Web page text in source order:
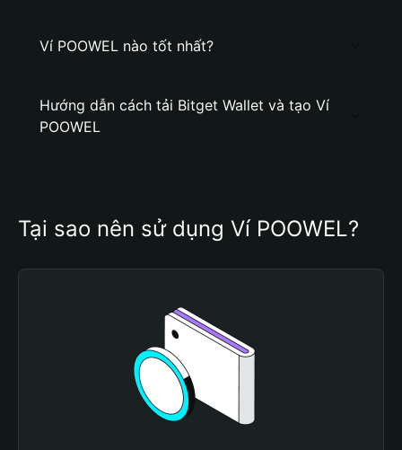
Ví POOWEL nào tốt nhất?
Hướng dẫn cách tải Bitget Wallet và tạo Ví
POOWEL
Tại sao nên sử dụng Ví POOWEL?